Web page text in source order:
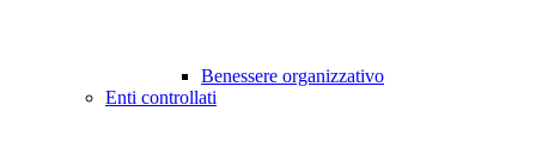
Benessere organizzativo
Enti controllati